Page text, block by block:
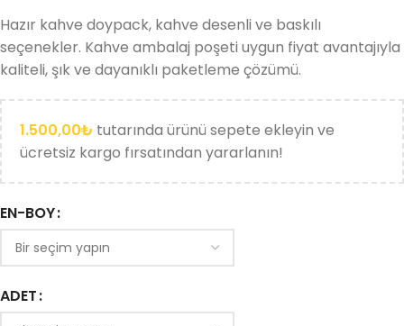
Hazır kahve doypack, kahve desenli ve baskılı
seçenekler. Kahve ambalaj poşeti uygun fiyat avantajıyla
kaliteli, şık ve dayanıklı paketleme çözümü.
1.500,00₺ tutarında ürünü sepete ekleyin ve
ücretsiz kargo fırsatından yararlanın!
EN-BOY
ADET